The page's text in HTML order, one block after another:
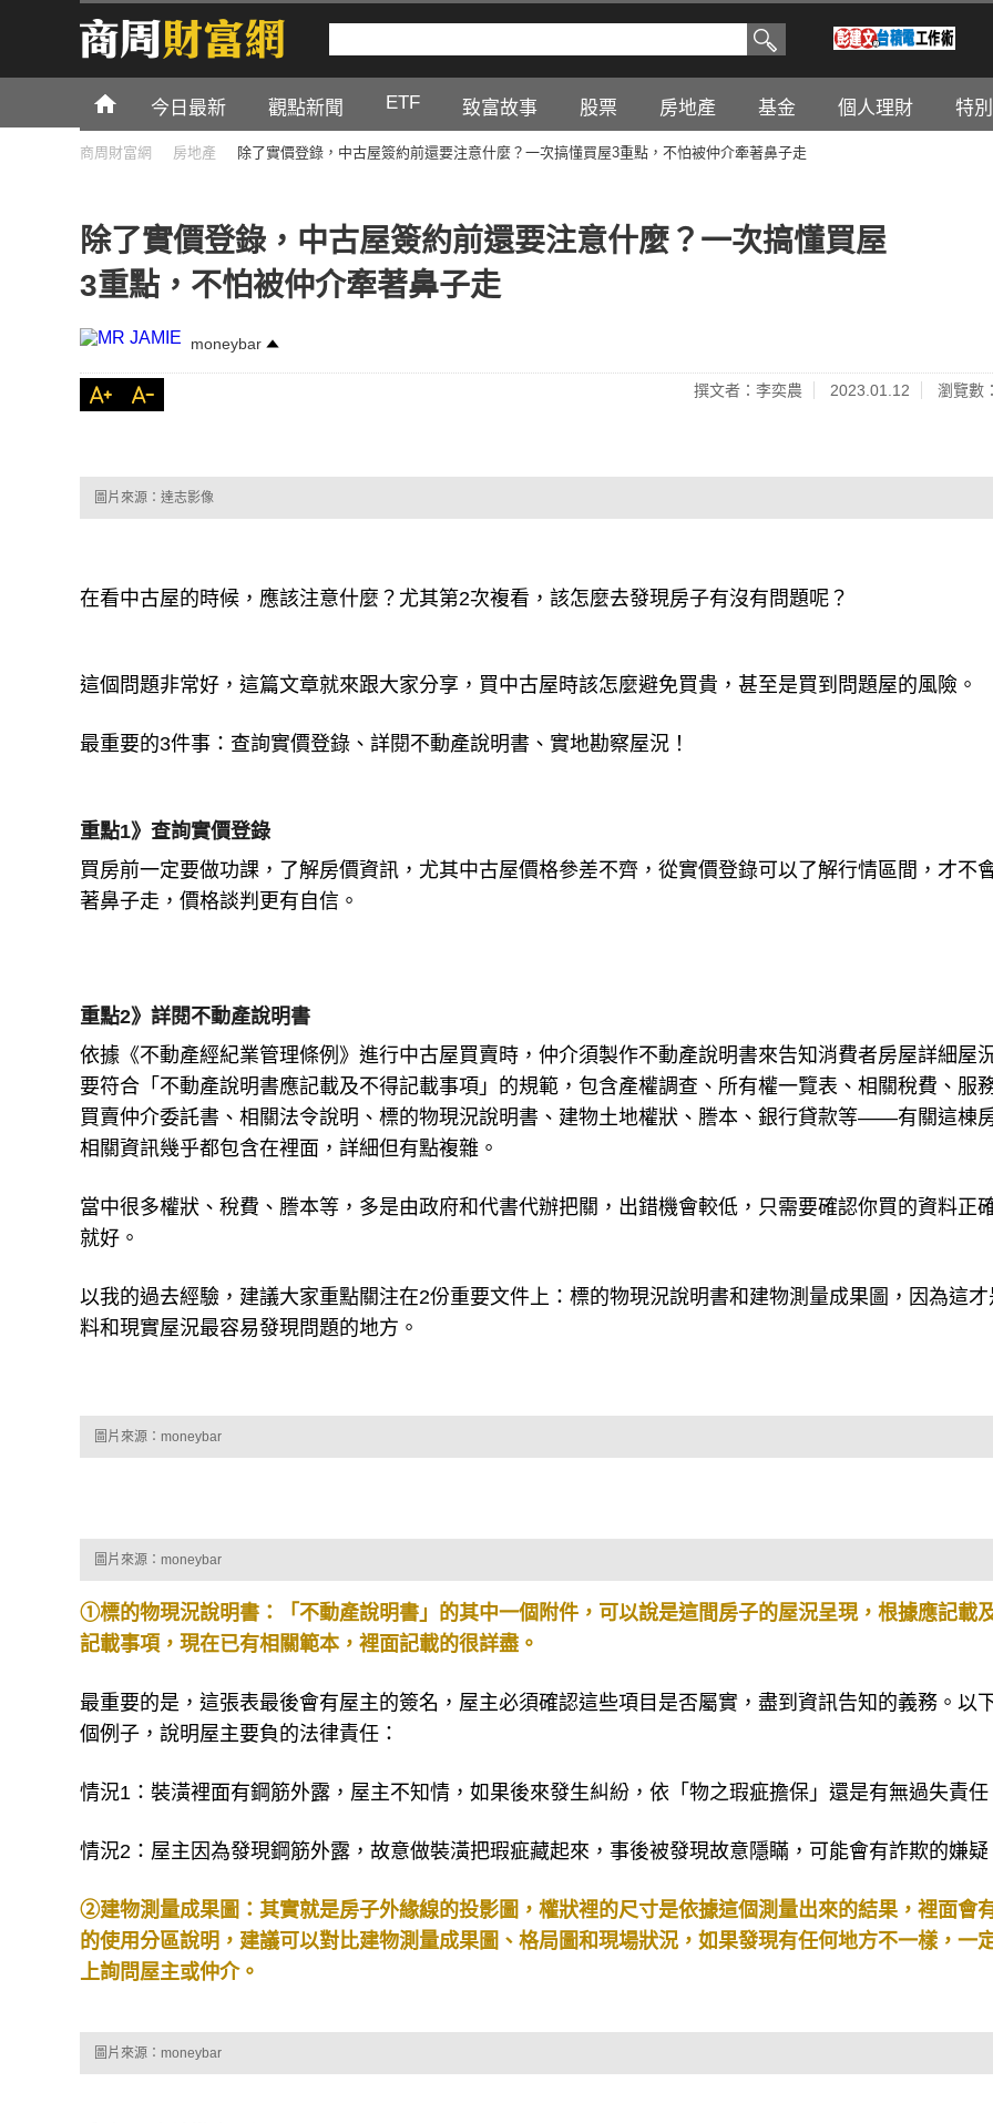
今日最新 觀點新聞 ETF 致富故事 股票 房地產 基金 個人理財 特
商周財富網 房地產 除了實價登錄，中古屋簽約前還要注意什麼？一次搞懂買屋3重點，不怕被仲介牽著鼻子走
除了實價登錄，中古屋簽約前還要注意什麼？一次搞懂買屋
3重點，不怕被仲介牽著鼻子走
moneybar
撰文者：李奕農 2023.01.12 瀏覽數
圖片來源：達志影像
在看中古屋的時候，應該注意什麼？尤其第2次複看，該怎麼去發現房子有沒有問題呢？
這個問題非常好，這篇文章就來跟大家分享，買中古屋時該怎麼避免買貴，甚至是買到問題屋的風險。
最重要的3件事：查詢實價登錄、詳閱不動產說明書、實地勘察屋況！
重點1》查詢實價登錄
買房前一定要做功課，了解房價資訊，尤其中古屋價格參差不齊，從實價登錄可以了解行情區間，才不
著鼻子走，價格談判更有自信。
重點2》詳閱不動產說明書
依據《不動產經紀業管理條例》進行中古屋買賣時，仲介須製作不動產說明書來告知消費者房屋詳細屋
要符合「不動產說明書應記載及不得記載事項」的規範，包含產權調查、所有權一覽表、相關稅費、服
買賣仲介委託書、相關法令說明、標的物現況說明書、建物土地權狀、謄本、銀行貸款等——有關這棟
相關資訊幾乎都包含在裡面，詳細但有點複雜。
當中很多權狀、稅費、謄本等，多是由政府和代書代辦把關，出錯機會較低，只需要確認你買的資料正
就好。
以我的過去經驗，建議大家重點關注在2份重要文件上：標的物現況說明書和建物測量成果圖，因為這才
料和現實屋況最容易發現問題的地方。
圖片來源：moneybar
圖片來源：moneybar
①標的物現況說明書：「不動產說明書」的其中一個附件，可以說是這間房子的屋況呈現，根據應記載
記載事項，現在已有相關範本，裡面記載的很詳盡。
最重要的是，這張表最後會有屋主的簽名，屋主必須確認這些項目是否屬實，盡到資訊告知的義務。以
個例子，說明屋主要負的法律責任：
情況1：裝潢裡面有鋼筋外露，屋主不知情，如果後來發生糾紛，依「物之瑕疵擔保」還是有無過失責任
情況2：屋主因為發現鋼筋外露，故意做裝潢把瑕疵藏起來，事後被發現故意隱瞞，可能會有詐欺的嫌疑
②建物測量成果圖：其實就是房子外緣線的投影圖，權狀裡的尺寸是依據這個測量出來的結果，裡面會
的使用分區說明，建議可以對比建物測量成果圖、格局圖和現場狀況，如果發現有任何地方不一樣，一
上詢問屋主或仲介。
圖片來源：moneybar